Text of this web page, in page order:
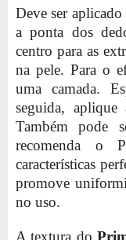
Deve ser
a ponta dos
centro para as
na pele. Para o
uma camada.
seguida, aplique
Também pode
recomenda o
características
promove
no uso.
A textura do